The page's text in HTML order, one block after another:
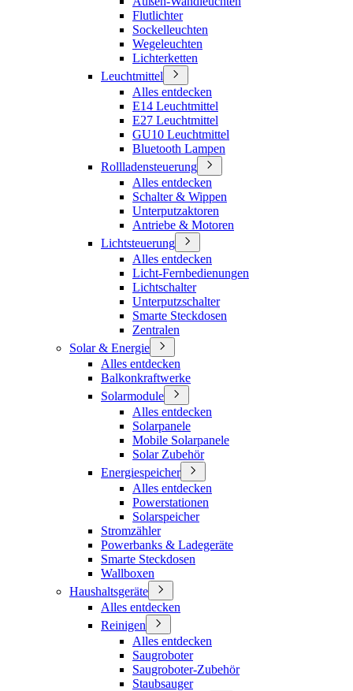
Flutlichter
Sockelleuchten
Wegeleuchten
Lichterketten
Leuchtmittel
Alles entdecken
E14 Leuchtmittel
E27 Leuchtmittel
GU10 Leuchtmittel
Bluetooth Lampen
Rollladensteuerung
Alles entdecken
Schalter & Wippen
Unterputzaktoren
Antriebe & Motoren
Lichtsteuerung
Alles entdecken
Licht-Fernbedienungen
Lichtschalter
Unterputzschalter
Smarte Steckdosen
Zentralen
Solar & Energie
Alles entdecken
Balkonkraftwerke
Solarmodule
Alles entdecken
Solarpanele
Mobile Solarpanele
Solar Zubehör
Energiespeicher
Alles entdecken
Powerstationen
Solarspeicher
Stromzähler
Powerbanks & Ladegeräte
Smarte Steckdosen
Wallboxen
Haushaltsgeräte
Alles entdecken
Reinigen
Alles entdecken
Saugroboter
Saugroboter-Zubehör
Staubsauger